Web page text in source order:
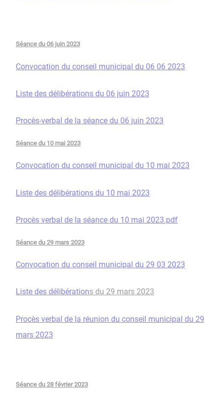
Séance du 06 juin 2023
Convocation du conseil municipal du 06 06 2023
Liste des délibérations du 06 juin 2023
Procès-verbal de la séance du 06 juin 2023
Séance du 10 mai 2023
Convocation du conseil municipal du 10 mai 2023
Liste des délibérations du 10 mai 2023
Procès verbal de la séance du 10 mai 2023.pdf
Séance du 29 mars 2023
Convocation du conseil municipal du 29 03 2023
Liste des délibérations du 29 mars 2023
Procès verbal de la réunion du conseil municipal du 29
mars 2023
Séance du 28 février 2023​​​​​​​